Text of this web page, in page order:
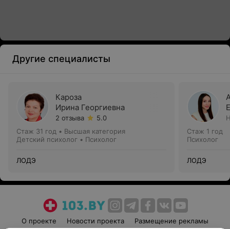
Другие специалисты
Кароза
Ирина Георгиевна
2 отзыва
5.0
Стаж 31 год • Высшая категория
Детский психолог • Психолог
ЛОДЭ
Стаж 1 год
Психолог
ЛОДЭ
О проекте Новости проекта Размещение рекламы